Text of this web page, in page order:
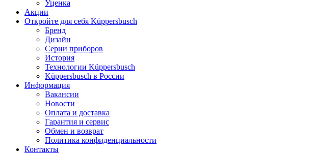
Уценка
Акции
Откройте для себя Küppersbusch
Бренд
Дизайн
Серии приборов
История
Технологии Küppersbusch
Küppersbusch в России
Информация
Вакансии
Новости
Оплата и доставка
Гарантия и сервис
Обмен и возврат
Политика конфиденциальности
Контакты